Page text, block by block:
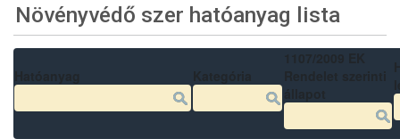
Növényvédő szer hatóanyag lista